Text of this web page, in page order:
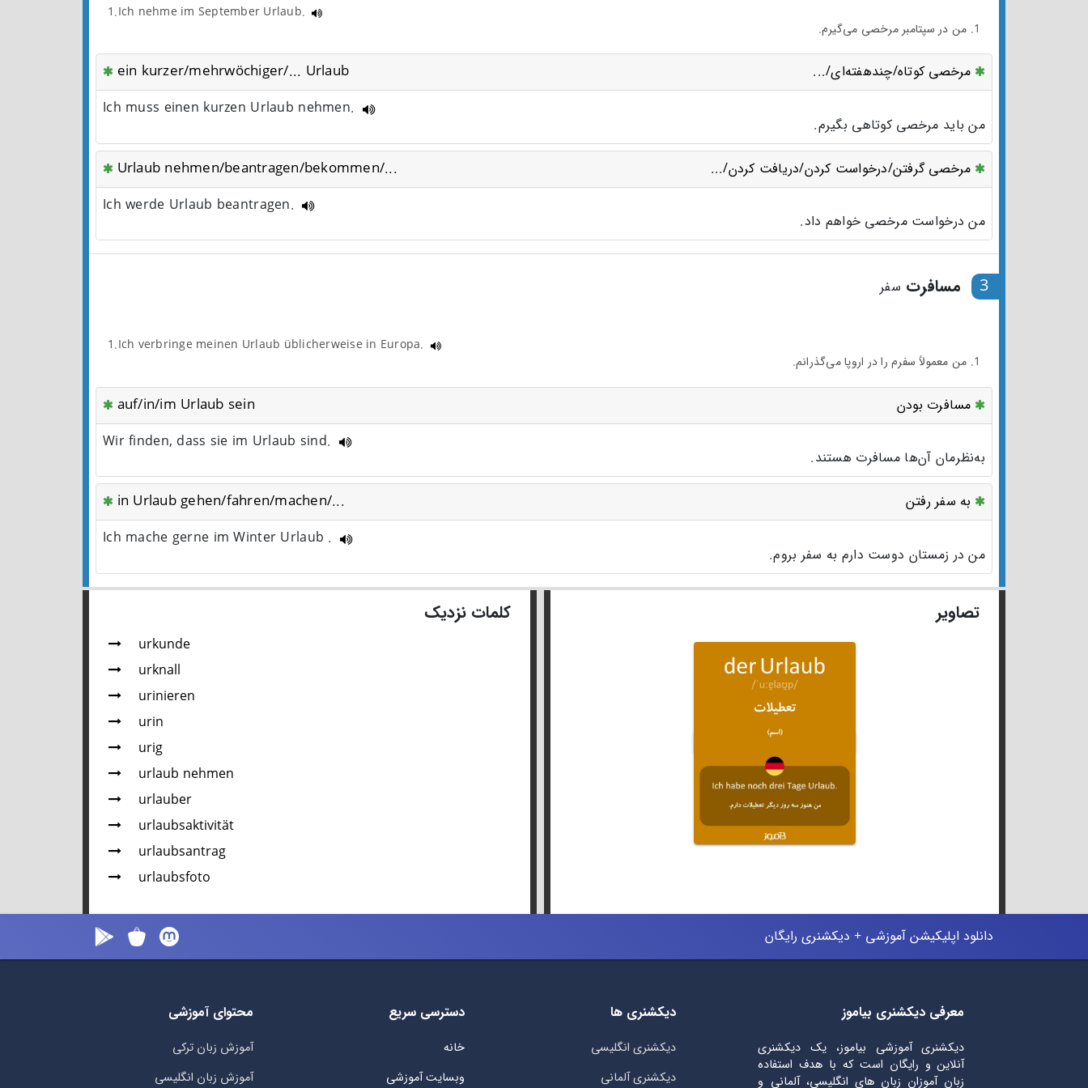
1.Ich nehme im September Urlaub.
1. من در سپتامبر مرخصی می‌گیرم.
ein kurzer/mehrwöchiger/... Urlaub
مرخصی کوتاه/چندهفته‌ای/...
Ich muss einen kurzen Urlaub nehmen.
من باید مرخصی کوتاهی بگیرم.
Urlaub nehmen/beantragen/bekommen/...
مرخصی گرفتن/درخواست کردن/دریافت کردن/...
Ich werde Urlaub beantragen.
من درخواست مرخصی خواهم داد.
3 مسافرت سفر
1.Ich verbringe meinen Urlaub üblicherweise in Europa.
1. من معمولاً سفرم را در اروپا می‌گذرانم.
auf/in/im Urlaub sein
مسافرت بودن
Wir finden, dass sie im Urlaub sind.
به‌نظرمان آن‌ها مسافرت هستند.
in Urlaub gehen/fahren/machen/...
به سفر رفتن
Ich mache gerne im Winter Urlaub .
من در زمستان دوست دارم به سفر بروم.
تصاویر کلمات نزدیک
urkunde
urknall
urinieren
urin
urig
urlaub nehmen
urlauber
urlaubsaktivität
urlaubsantrag
urlaubsfoto
دانلود اپلیکیشن آموزشی + دیکشنری رایگان
معرفی دیکشنری بیاموز
دیکشنری آموزشی بیاموز، یک دیکشنری
آنلاین و رایگان است که با هدف استفاده
زبان آموزان زبان های انگلیسی، آلمانی و
دیکشنری ها
دیکشنری انگلیسی
دیکشنری آلمانی
دسترسی سریع
خانه
وبسایت آموزشی
محتوای آموزشی
آموزش زبان ترکی
آموزش زبان انگلیسی